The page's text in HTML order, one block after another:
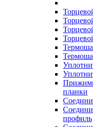
планки
профиль